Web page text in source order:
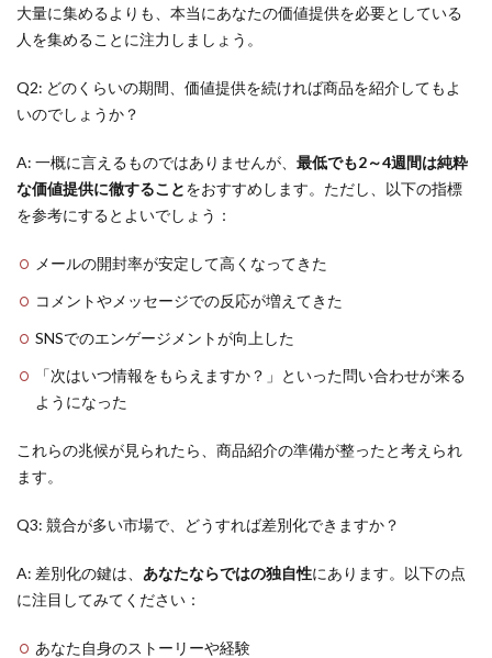
大量に集めるよりも、本当にあなたの価値提供を必要としている
人を集めることに注力しましょう。
Q2: どのくらいの期間、価値提供を続ければ商品を紹介してもよ
いのでしょうか？
A: 一概に言えるものではありませんが、 最低でも2～4週間は純粋
な価値提供に徹することをおすすめします。ただし、以下の指標
を参考にするとよいでしょう：
メールの開封率が安定して高くなってきた
コメントやメッセージでの反応が増えてきた
SNSでのエンゲージメントが向上した
「次はいつ情報をもらえますか？」といった問い合わせが来る
ようになった
これらの兆候が見られたら、商品紹介の準備が整ったと考えられ
ます。
Q3: 競合が多い市場で、どうすれば差別化できますか？
A: 差別化の鍵は、 あなたならではの独自性にあります。以下の点
に注目してみてください：
あなた自身のストーリーや経験